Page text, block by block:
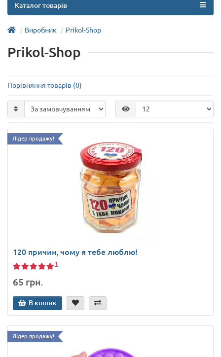
Каталог товарів
Виробник Prikol-Shop
Prikol-Shop
Порівняння товарів (0)
Лідер продажу!
120 причин, чому я тебе люблю!
1
65 грн.
В кошик
Лідер продажу!